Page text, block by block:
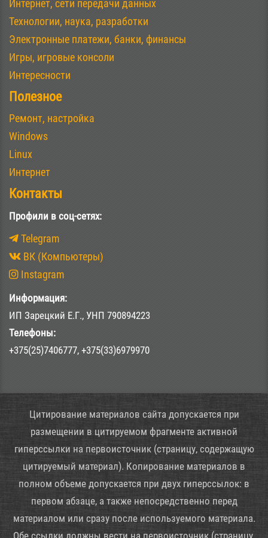
Интернет, сети передачи данных
Технологии, наука, разработки
Электронные платежи, банки, финансы
Игры, игровые консоли
Интересности
Полезное
Ремонт, настройка
Windows
Linux
Интернет
Контакты
Профили в соц-сетях:
Telegram
ВК (Компьютеры)
Instagram
Информация:
ИП Зарецкий Е.Г., УНП 790894223
Телефоны:
+375(25)7406777, +375(33)6979970
Цитирование материалов сайта допускается при
размещении в цитируемом фрагменте активной
гиперссылки на первоисточник (страницу, содержащую
цитируемый материал). Копирование материалов в
полном объеме допускается при двух гиперссылок: в
первом абзаце, а также непосредственно перед
материалом или сразу после используемого материала.
Обе ссылки должны вести на первоисточник (страницу,